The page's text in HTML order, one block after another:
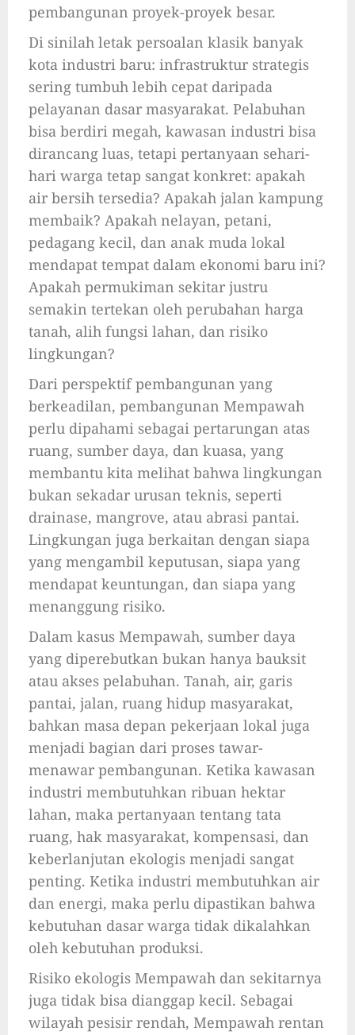
pembangunan proyek-proyek besar.
Di sinilah letak persoalan klasik banyak
kota industri baru: infrastruktur strategis
sering tumbuh lebih cepat daripada
pelayanan dasar masyarakat. Pelabuhan
bisa berdiri megah, kawasan industri bisa
dirancang luas, tetapi pertanyaan sehari-
hari warga tetap sangat konkret: apakah
air bersih tersedia? Apakah jalan kampung
membaik? Apakah nelayan, petani,
pedagang kecil, dan anak muda lokal
mendapat tempat dalam ekonomi baru ini?
Apakah permukiman sekitar justru
semakin tertekan oleh perubahan harga
tanah, alih fungsi lahan, dan risiko
lingkungan?
Dari perspektif pembangunan yang
berkeadilan, pembangunan Mempawah
perlu dipahami sebagai pertarungan atas
ruang, sumber daya, dan kuasa, yang
membantu kita melihat bahwa lingkungan
bukan sekadar urusan teknis, seperti
drainase, mangrove, atau abrasi pantai.
Lingkungan juga berkaitan dengan siapa
yang mengambil keputusan, siapa yang
mendapat keuntungan, dan siapa yang
menanggung risiko.
Dalam kasus Mempawah, sumber daya
yang diperebutkan bukan hanya bauksit
atau akses pelabuhan. Tanah, air, garis
pantai, jalan, ruang hidup masyarakat,
bahkan masa depan pekerjaan lokal juga
menjadi bagian dari proses tawar-
menawar pembangunan. Ketika kawasan
industri membutuhkan ribuan hektar
lahan, maka pertanyaan tentang tata
ruang, hak masyarakat, kompensasi, dan
keberlanjutan ekologis menjadi sangat
penting. Ketika industri membutuhkan air
dan energi, maka perlu dipastikan bahwa
kebutuhan dasar warga tidak dikalahkan
oleh kebutuhan produksi.
Risiko ekologis Mempawah dan sekitarnya
juga tidak bisa dianggap kecil. Sebagai
wilayah pesisir rendah, Mempawah rentan